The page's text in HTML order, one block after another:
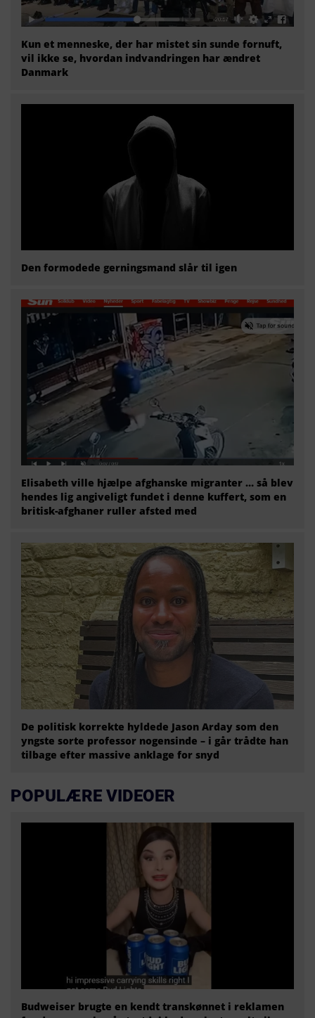
Kun et menneske, der har mistet sin sunde fornuft,
vil ikke se, hvordan indvandringen har ændret
Danmark
Den formodede gerningsmand slår til igen
Elisabeth ville hjælpe afghanske migranter … så blev
hendes lig angiveligt fundet i denne kuffert, som en
britisk-afghaner ruller afsted med
De politisk korrekte hyldede Jason Arday som den
yngste sorte professor nogensinde – i går trådte han
tilbage efter massive anklage for snyd
POPULÆRE VIDEOER
Budweiser brugte en kendt transkønnet i reklamen